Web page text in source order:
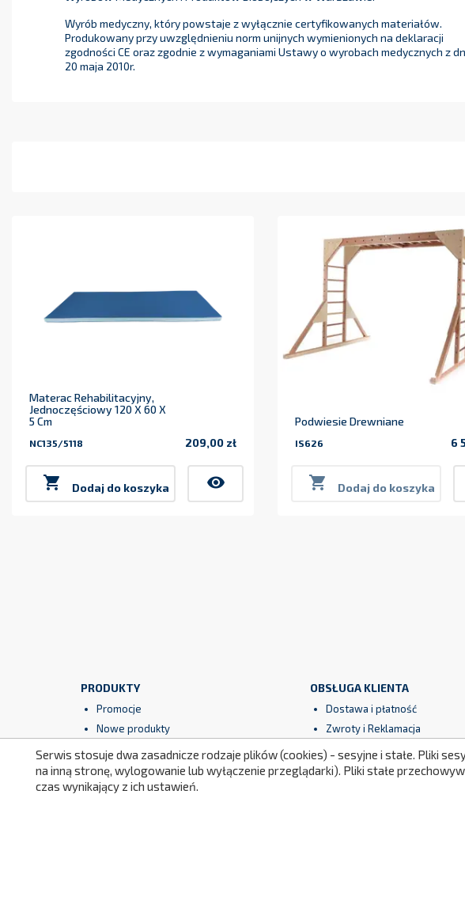
Wyrób medyczny, który powstaje z wyłącznie certyfikowanych materiałów.
Produkowany przy uwzględnieniu norm unijnych wymienionych na deklaracji
zgodności CE oraz zgodnie z wymaganiami Ustawy o wyrobach medycznych z
20 maja 2010r.
Materac Rehabilitacyjny,
Jednoczęściowy 120 X 60 X
5 Cm
NC135/5118 209,00 zł
 Dodaj do koszyka visibility
Podwiesie Drewniane
IS626 6
 Dodaj do koszyka
PRODUKTY
Promocje
Nowe produkty
Najczęściej kupowane
OBSŁUGA KLIENTA
Dostawa i płatność
Zwroty i Reklamacja
Gwarancja
Regulamin
Serwis stosuje dwa zasadnicze rodzaje plików (cookies) - sesyjne i stałe. Pliki
na inną stronę, wylogowanie lub wyłączenie przeglądarki). Pliki stałe
czas wynikający z ich ustawień.